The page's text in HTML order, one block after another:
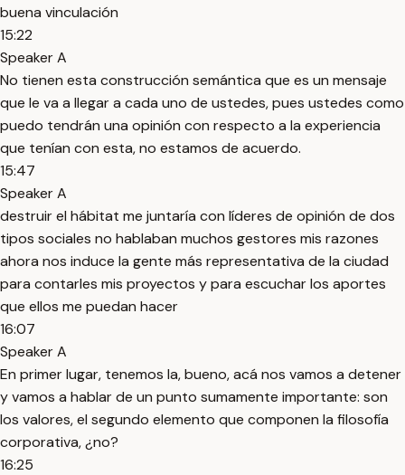
buena vinculación
15:22
Speaker A
No tienen esta construcción semántica que es un mensaje
que le va a llegar a cada uno de ustedes, pues ustedes como
puedo tendrán una opinión con respecto a la experiencia
que tenían con esta, no estamos de acuerdo.
15:47
Speaker A
destruir el hábitat me juntaría con líderes de opinión de dos
tipos sociales no hablaban muchos gestores mis razones
ahora nos induce la gente más representativa de la ciudad
para contarles mis proyectos y para escuchar los aportes
que ellos me puedan hacer
16:07
Speaker A
En primer lugar, tenemos la, bueno, acá nos vamos a detener
y vamos a hablar de un punto sumamente importante: son
los valores, el segundo elemento que componen la filosofía
corporativa, ¿no?
16:25